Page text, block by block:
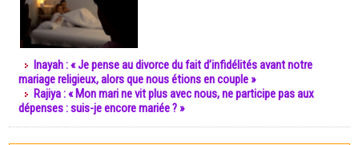
Inayah : « Je pense au divorce du fait d’infidélités avant notre
mariage religieux, alors que nous étions en couple »
Rajiya : « Mon mari ne vit plus avec nous, ne participe pas aux
dépenses : suis-je encore mariée ? »